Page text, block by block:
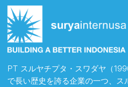
PT スルヤチプタ・スワダヤ（
で長い歴史を誇る企業の一つ、ス